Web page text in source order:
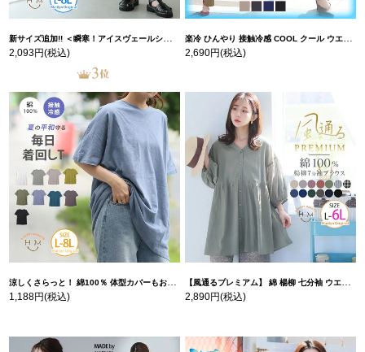
新サイズ追加!! ＜瞬寒！アイスヴェールシリーズ＞ 美脚 ジョガーパンツ 【ウェストゴム】 【ストレッチ】 | 大きいサイズの通販ならハッピーマリリン
2,093円(税込)
楽冷 ひんやり 接触冷感 COOL クール ウエストゴム 楽ちん ストレッチ 美脚 レギパン 【ストレッチ】 | 大きいサイズの通販ならハッピーマリリン
2,690円(税込)
涼しくさらっと！ 綿100％ 体型カバーもお洒落も叶える 風合いコットン ゆるシルエット ドルマン | 大きいサイズの通販ならハッピーマリリン
1,188円(税込)
【風通るプレミアム】 綿 楊柳 七分袖 ウエストギャザー ブラウス | 大きいサイズの通販ならハッピーマリリン
2,890円(税込)